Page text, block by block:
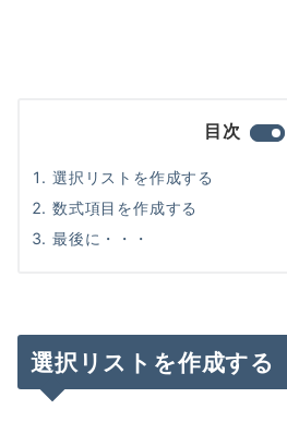
目次
選択リストを作成する
数式項目を作成する
最後に・・・
選択リストを作成する